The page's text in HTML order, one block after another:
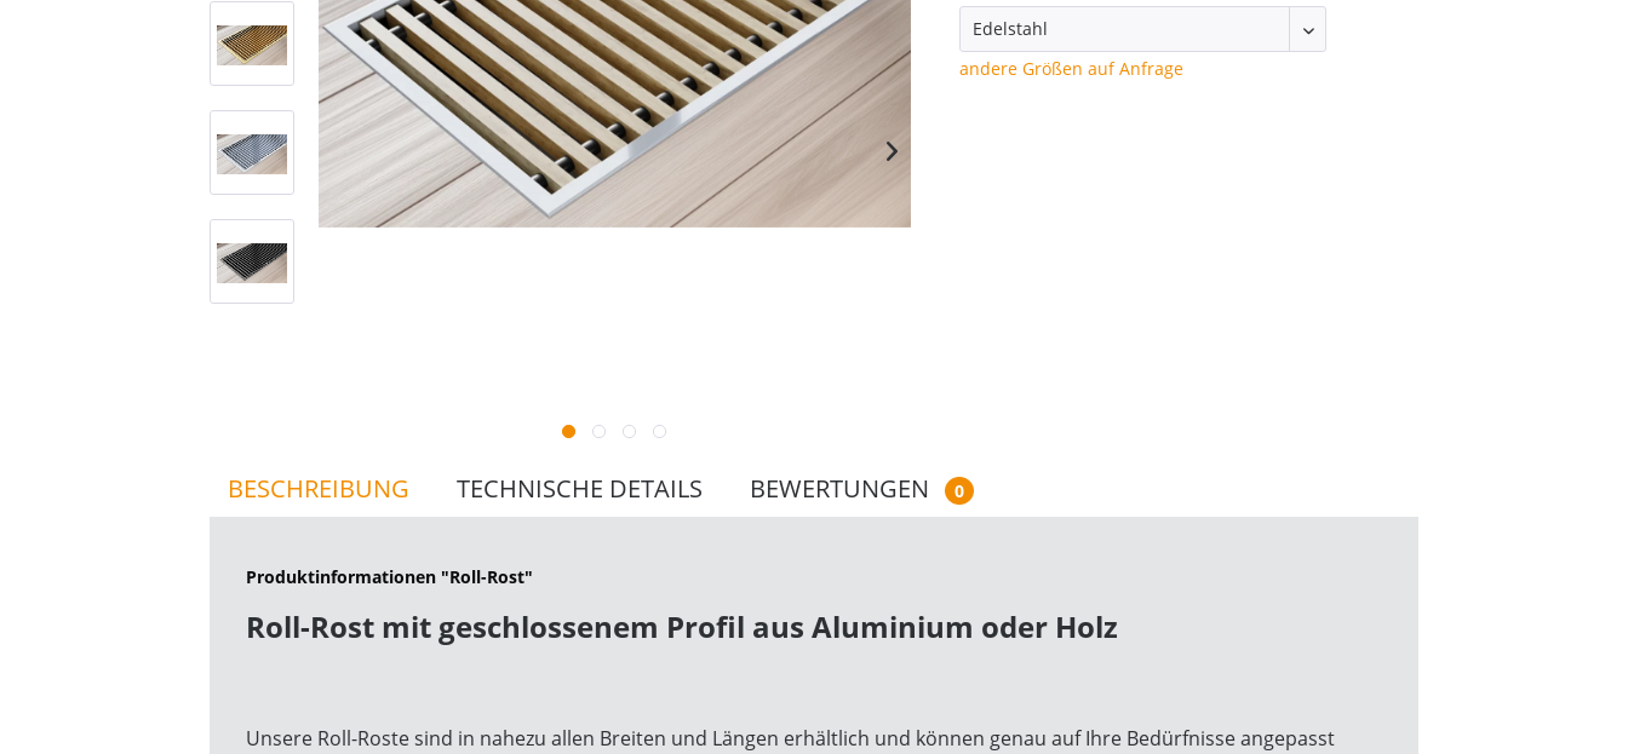
andere Größen auf Anfrage
BESCHREIBUNG TECHNISCHE DETAILS BEWERTUNGEN 0
Produktinformationen "Roll-Rost"
Roll-Rost mit geschlossenem Profil aus Aluminium oder Holz
Unsere Roll-Roste sind in nahezu allen Breiten und Längen erhältlich und können genau auf Ihre Bedürfnisse angepasst